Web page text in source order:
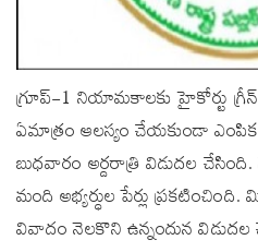
గ్రూప్-1 నియామకాలకు హైకోర్టు
ఏమాత్రం ఆలస్యం చేయకుండా
బుధవారం అర్దరాత్రి విడుదల
మంది అభ్యర్ధుల పేర్లు
వివాదం నెలకొని ఉన్నందున